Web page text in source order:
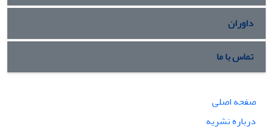
داوران
تماس با ما
صفحه اصلی
درباره نشریه